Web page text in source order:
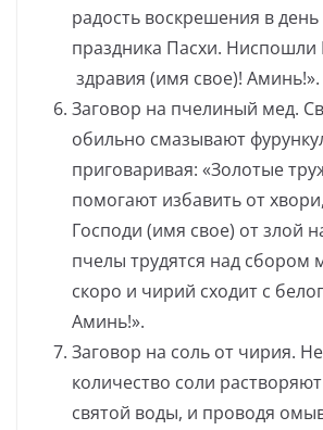
радость воскрешения в день
праздника Пасхи. Ниспошли
здравия (имя свое)! Аминь!».
Заговор на пчелиный мед.
обильно смазывают
приговаривая: «Золотые
помогают избавить от
Господи (имя свое) от злой
пчелы трудятся над сбором
скоро и чирий сходит с
Аминь!».
Заговор на соль от чирия.
количество соли
святой воды, и проводя